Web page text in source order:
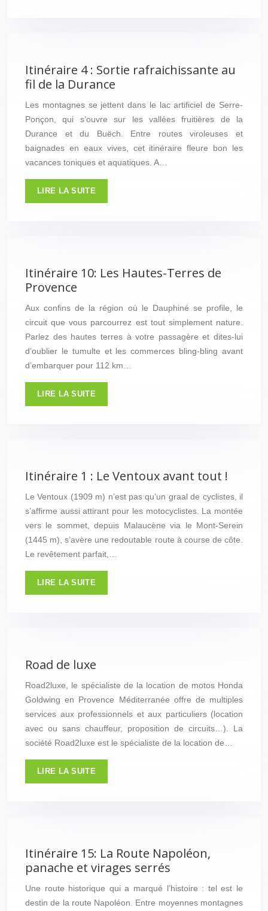
Itinéraire 4 : Sortie rafraichissante au
fil de la Durance
Les montagnes se jettent dans le lac artificiel de Serre-
Ponçon, qui s’ouvre sur les vallées fruitières de la
Durance et du Buëch. Entre routes viroleuses et
baignades en eaux vives, cet itinéraire fleure bon les
vacances toniques et aquatiques. A…
LIRE LA SUITE
Itinéraire 10: Les Hautes-Terres de
Provence
Aux confins de la région où le Dauphiné se profile, le
circuit que vous parcourrez est tout simplement nature.
Parlez des hautes terres à votre passagère et dites-lui
d’oublier le tumulte et les commerces bling-bling avant
d’embarquer pour 112 km…
LIRE LA SUITE
Itinéraire 1 : Le Ventoux avant tout !
Le Ventoux (1909 m) n’est pas qu’un graal de cyclistes, il
s’affirme aussi attirant pour les motocyclistes. La montée
vers le sommet, depuis Malaucène via le Mont-Serein
(1445 m), s’avère une redoutable route à course de côte.
Le revêtement parfait,…
LIRE LA SUITE
Road de luxe
Road2luxe, le spécialiste de la location de motos Honda
Goldwing en Provence Méditerranée offre de multiples
services aux professionnels et aux particuliers (location
avec ou sans chauffeur, proposition de circuits…). La
société Road2luxe est le spécialiste de la location de…
LIRE LA SUITE
Itinéraire 15: La Route Napoléon,
panache et virages serrés
Une route historique qui a marqué l’histoire : tel est le
destin de la route Napoléon. Entre moyennes montagnes